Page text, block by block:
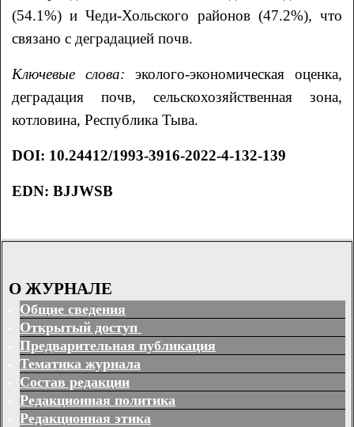
(54.1%) и Чеди-Хольского районов (47.2%), что
связано с деградацией почв.
Ключевые слова: эколого-экономическая оценка,
деградация почв, сельскохозяйственная зона,
котловина, Республика Тыва.
DOI: 10.24412/1993-3916-2022-4-132-139
EDN: BJJWSB
О ЖУРНАЛЕ
Общие сведения
Открытый доступ
Предварительная публикация
Тематика журнала
Состав редакции
Редакционная политика
Редакционная этика